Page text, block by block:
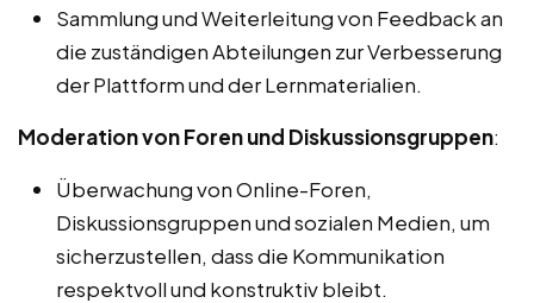
Sammlung und Weiterleitung von Feedback an
die zuständigen Abteilungen zur Verbesserung
der Plattform und der Lernmaterialien.
Moderation von Foren und Diskussionsgruppen:
Überwachung von Online-Foren,
Diskussionsgruppen und sozialen Medien, um
sicherzustellen, dass die Kommunikation
respektvoll und konstruktiv bleibt.